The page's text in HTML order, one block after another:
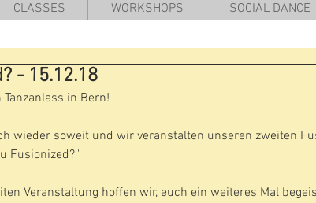
CLASSES WORKSHOPS SOCIAL DANCE
- 15.12.18
in Bern!
wieder soweit und wir veranstalten unseren zweiten
Fusionized?''
Veranstaltung hoffen wir, euch ein weiteres Mal